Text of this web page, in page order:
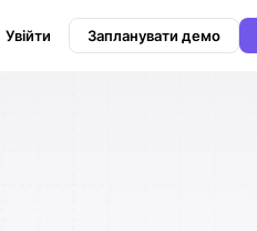
Увійти Запланувати демо